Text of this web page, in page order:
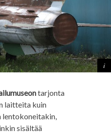
tarjonta
laitteita kuin
lentokoneitakin,
sisältää